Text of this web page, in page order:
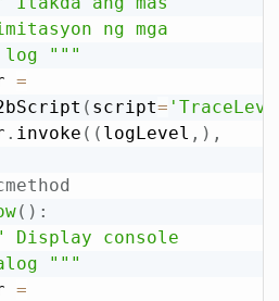
ng mga
log """
=
( script=
. invoke ( ( logLevel , ) ,
( ) :
Display console
"""
=